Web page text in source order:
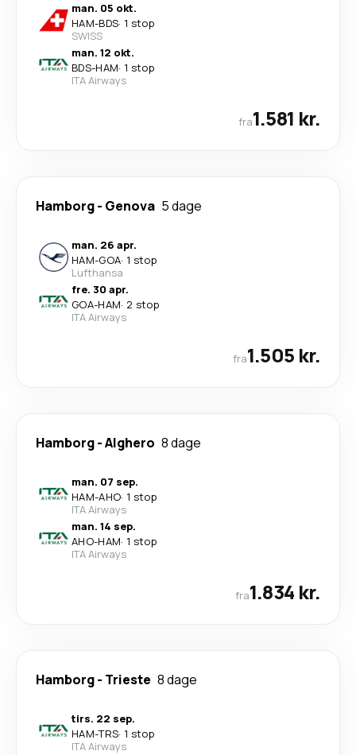
man. 05 okt.
HAM-BDS· 1 stop
SWISS
man. 12 okt.
BDS-HAM· 1 stop
ITA Airways
fra1.581 kr.
Hamborg- Genova 5 dage
man. 26 apr.
HAM-GOA· 1 stop
Lufthansa
fre. 30 apr.
GOA-HAM· 2 stop
ITA Airways
fra1.505 kr.
Hamborg-Alghero 8 dage
man. 07 sep.
HAM-AHO· 1 stop
ITA Airways
man. 14 sep.
AHO-HAM· 1 stop
ITA Airways
fra1.834 kr.
Hamborg- Trieste 8 dage
tirs. 22 sep.
HAM-TRS· 1 stop
ITA Airways